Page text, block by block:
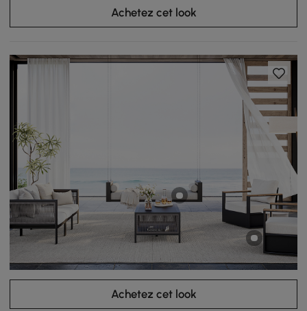
Achetez cet look
Achetez cet look